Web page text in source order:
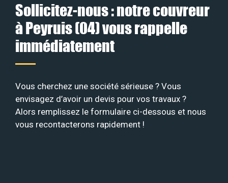
Sollicitez-nous : notre couvreur
à Peyruis (04) vous rappelle
immédiatement
Vous cherchez une société sérieuse ? Vous
envisagez d’avoir un devis pour vos travaux ?
Alors remplissez le formulaire ci-dessous et nous
vous recontacterons rapidement !